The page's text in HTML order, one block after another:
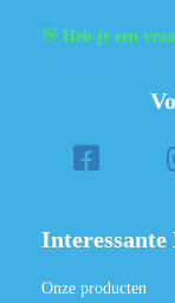
👋 Heb je een
Onze producten